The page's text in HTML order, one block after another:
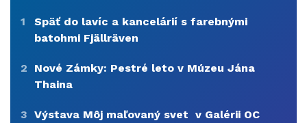
1
Späť do lavíc a kancelárií s farebnými
batohmi Fjällräven
2
Nové Zámky: Pestré leto v Múzeu Jána
Thaina
3 Výstava Môj maľovaný svet v Galérii OC